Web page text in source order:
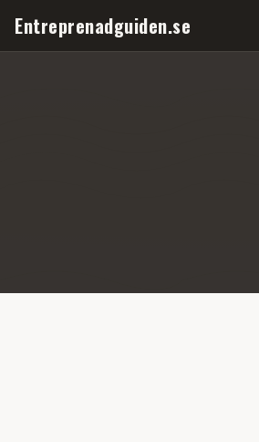
Entreprenadguiden.se